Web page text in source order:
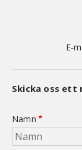
E-
Skicka oss ett
Namn